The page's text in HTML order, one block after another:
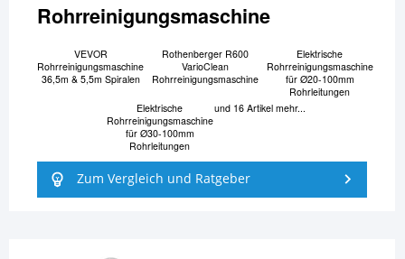
Rohrreinigungsmaschine
VEVOR
Rohrreinigungsmaschine
36,5m & 5,5m Spiralen
Rothenberger R600
VarioClean
Rohrreinigungsmaschine
Elektrische
Rohrreinigungsmaschine
für Ø20-100mm
Rohrleitungen
Elektrische
Rohrreinigungsmaschine
für Ø30-100mm
Rohrleitungen
und 16 Artikel mehr...
Zum Vergleich und Ratgeber